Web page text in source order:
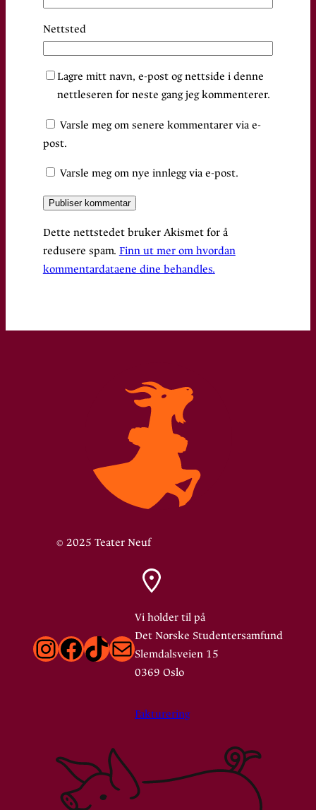
Nettsted
Lagre mitt navn, e-post og nettside i denne
nettleseren for neste gang jeg kommenterer.
Varsle meg om senere kommentarer via e-
post.
Varsle meg om nye innlegg via e-post.
Dette nettstedet bruker Akismet for å
redusere spam. Finn ut mer om hvordan
kommentardataene dine behandles.
© 2025 Teater Neuf
Instagram
Facebook
TikTok
E-post
Vi holder til på
Det Norske Studentersamfund
Slemdalsveien 15
0369 Oslo
Fakturering